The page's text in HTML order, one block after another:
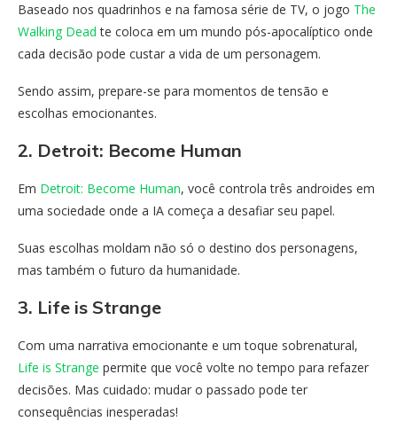
Baseado nos quadrinhos e na famosa série de TV, o jogo The
Walking Dead te coloca em um mundo pós-apocalíptico onde
cada decisão pode custar a vida de um personagem.
Sendo assim, prepare-se para momentos de tensão e
escolhas emocionantes.
2. Detroit: Become Human
Em Detroit: Become Human, você controla três androides em
uma sociedade onde a IA começa a desafiar seu papel.
Suas escolhas moldam não só o destino dos personagens,
mas também o futuro da humanidade.
3. Life is Strange
Com uma narrativa emocionante e um toque sobrenatural,
Life is Strange permite que você volte no tempo para refazer
decisões. Mas cuidado: mudar o passado pode ter
consequências inesperadas!